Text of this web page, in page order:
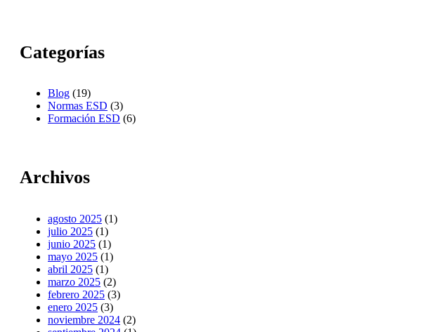
Categorías
Blog (19)
Normas ESD (3)
Formación ESD (6)
Archivos
agosto 2025 (1)
julio 2025 (1)
junio 2025 (1)
mayo 2025 (1)
abril 2025 (1)
marzo 2025 (2)
febrero 2025 (3)
enero 2025 (3)
noviembre 2024 (2)